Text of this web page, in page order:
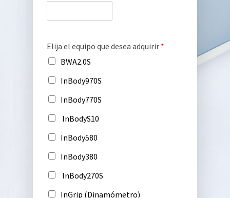
Elija el equipo que desea adquirir *
BWA2.0S
InBody970S
InBody770S
InBodyS10
InBody580
InBody380
InBody270S
InGrip (Dinamómetro)